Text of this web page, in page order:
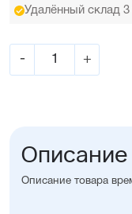
Удалённый склад
- +
Описание
Описание товара